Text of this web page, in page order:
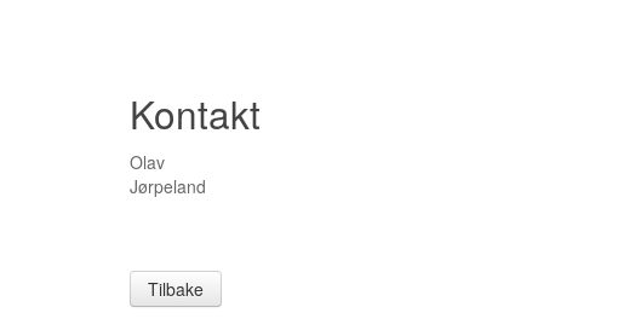
Kontakt
Olav
Jørpeland
Tilbake